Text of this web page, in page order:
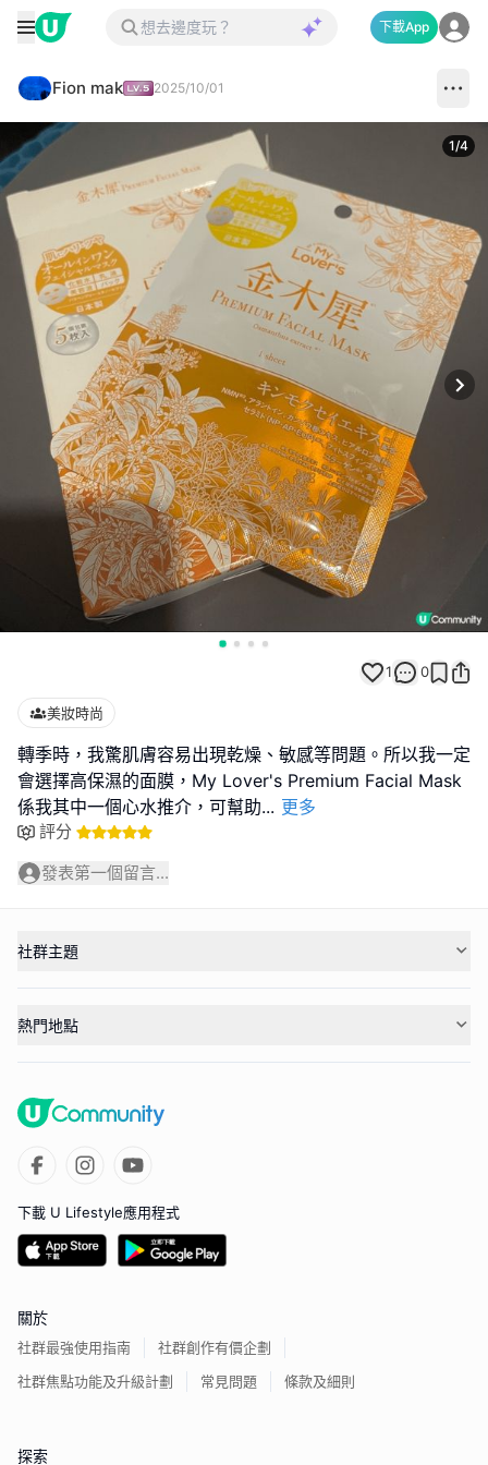
下載App
Fion mak 2025/10/01
1/4
1 0
美妝時尚
轉季時，我驚肌膚容易出現乾燥、敏感等問題。所以我一定
會選擇高保濕的面膜，My Lover's Premium Facial Mask
係我其中一個心水推介，可幫助... 更多
評分
發表第一個留言...
社群主題
熱門地點
下載 U Lifestyle應用程式
關於
社群最強使用指南
社群創作有價企劃
社群焦點功能及升級計劃
常見問題 條款及細則
探索